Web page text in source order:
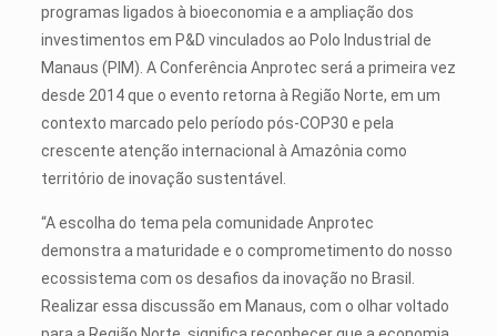
programas ligados à bioeconomia e a ampliação dos
investimentos em P&D vinculados ao Polo Industrial de
Manaus (PIM). A Conferência Anprotec será a primeira vez
desde 2014 que o evento retorna à Região Norte, em um
contexto marcado pelo período pós-COP30 e pela
crescente atenção internacional à Amazônia como
território de inovação sustentável.
“A escolha do tema pela comunidade Anprotec
demonstra a maturidade e o comprometimento do nosso
ecossistema com os desafios da inovação no Brasil.
Realizar essa discussão em Manaus, com o olhar voltado